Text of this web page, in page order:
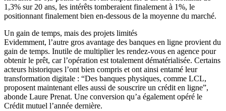
1,3% sur 20 ans, les intérêts tomberaient finalement à 1%, le
positionnant finalement bien en-dessous de la moyenne du marché.
Un gain de temps, mais des projets limités
Evidemment, l’autre gros avantage des banques en ligne provient du
gain de temps. Inutile de multiplier les rendez-vous en agence pour
obtenir le prêt, car l’opération est totalement dématérialisée. Certains
acteurs historiques l’ont bien compris et ont ainsi entamé leur
transformation digitale : “Des banques physiques, comme LCL,
proposent maintenant elles aussi de souscrire un crédit en ligne”,
abonde Laure Prenat. Une conversion qu’a également opéré le
Crédit mutuel l’année dernière.